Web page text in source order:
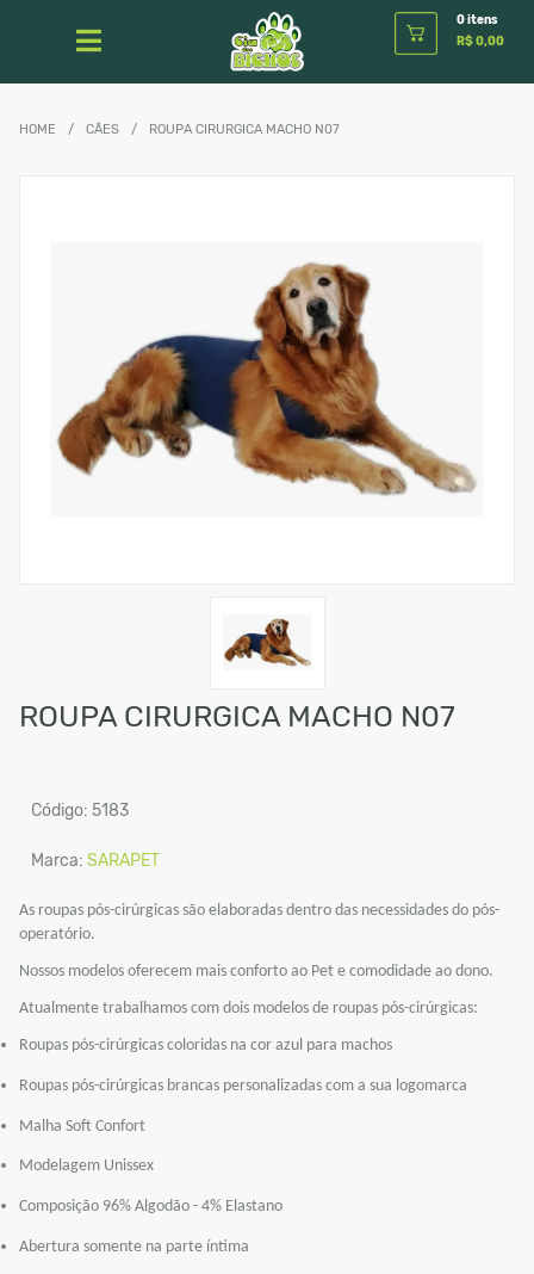
0 itens
R$ 0,00
HOME / CÃES / ROUPA CIRURGICA MACHO N07
ROUPA CIRURGICA MACHO N07
Código: 5183
Marca: SARAPET
As roupas pós-cirúrgicas são elaboradas dentro das necessidades do pós-
operatório.
Nossos modelos oferecem mais conforto ao Pet e comodidade ao dono.
Atualmente trabalhamos com dois modelos de roupas pós-cirúrgicas:
Roupas pós-cirúrgicas coloridas na cor azul para machos
Roupas pós-cirúrgicas brancas personalizadas com a sua logomarca
Malha Soft Confort
Modelagem Unissex
Composição 96% Algodão - 4% Elastano
Abertura somente na parte íntima